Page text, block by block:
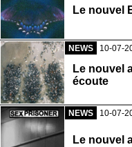
Le nouvel
NEWS 10-07-
Le nouvel
écoute
NEWS 10-07-
Le nouvel